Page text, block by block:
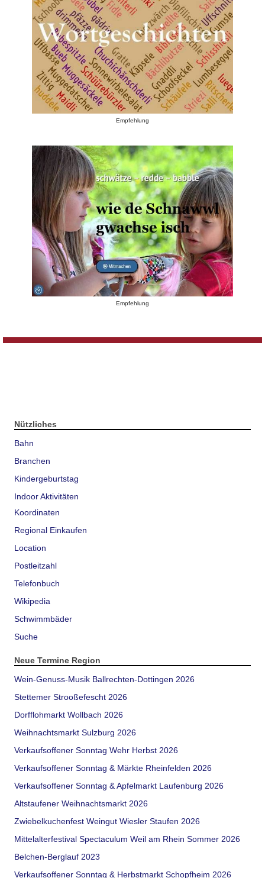
Empfehlung
Empfehlung
Nützliches
Bahn
Branchen
Kindergeburtstag
Indoor Aktivitäten
Koordinaten
Regional Einkaufen
Location
Postleitzahl
Telefonbuch
Wikipedia
Schwimmbäder
Suche
Neue Termine Region
Wein-Genuss-Musik Ballrechten-Dottingen 2026
Stettemer Strooßefescht 2026
Dorfflohmarkt Wollbach 2026
Weihnachtsmarkt Sulzburg 2026
Verkaufsoffener Sonntag Wehr Herbst 2026
Verkaufsoffener Sonntag & Märkte Rheinfelden 2026
Verkaufsoffener Sonntag & Apfelmarkt Laufenburg 2026
Altstaufener Weihnachtsmarkt 2026
Zwiebelkuchenfest Weingut Wiesler Staufen 2026
Mittelalterfestival Spectaculum Weil am Rhein Sommer 2026
Belchen-Berglauf 2023
Verkaufsoffener Sonntag & Herbstmarkt Schopfheim 2026